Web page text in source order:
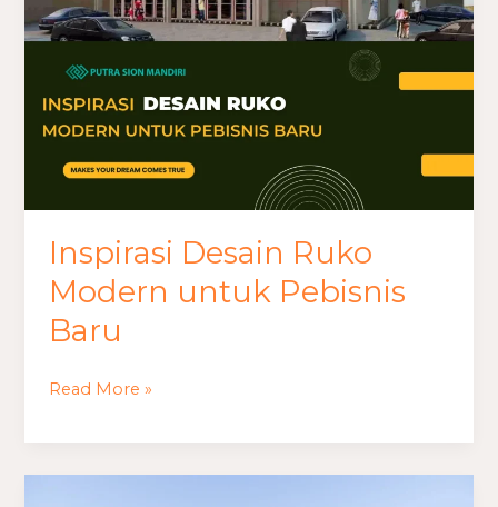
Inspirasi Desain Ruko
Modern untuk Pebisnis
Baru
Baru
Read More »